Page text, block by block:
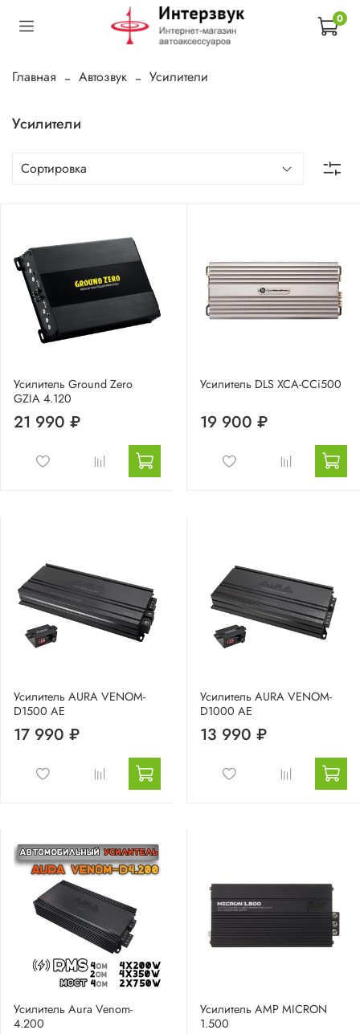
0
Главная Автозвук Усилители
Усилители
Усилитель Ground Zero
GZIA 4.120
21 990 ₽
Усилитель DLS XCA-CCi500
19 900 ₽
Усилитель AURA VENOM-
D1500 AE
17 990 ₽
Усилитель AURA VENOM-
D1000 AE
13 990 ₽
Усилитель Aura Venom-
4.200
Усилитель AMP MICRON
1.500